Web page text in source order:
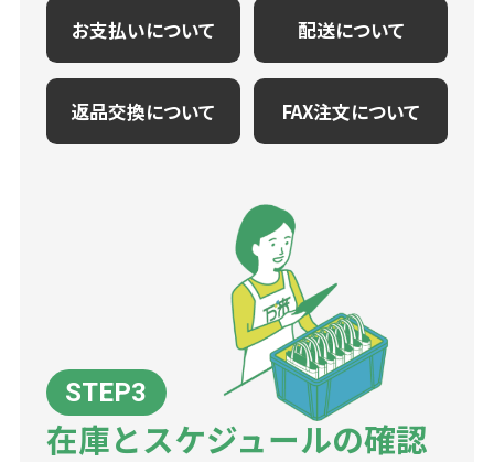
お支払いについて 配送について
返品交換について FAX注文について
在庫とスケジュールの確認